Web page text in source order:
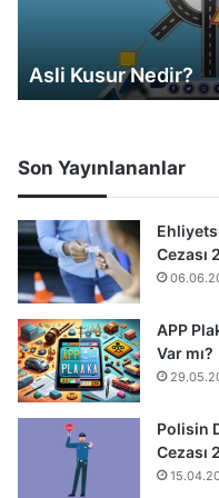
Araç Değer Kaybı
Son Yayınlananlar
Cezası
APP
Var mı?
Polisin
Cezası